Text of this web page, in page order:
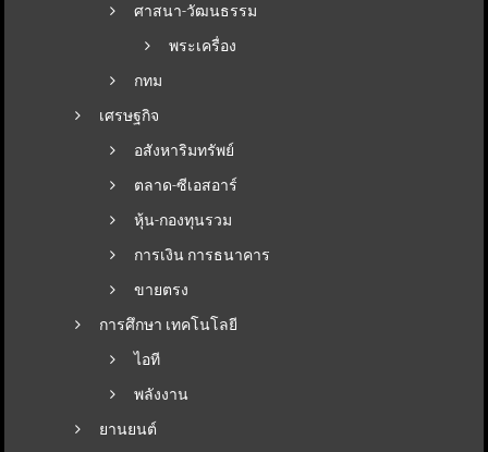
ศาสนา-วัฒนธรรม
พระเครื่อง
กทม
เศรษฐกิจ
อสังหาริมทรัพย์
ตลาด-ซีเอสอาร์
หุ้น-กองทุนรวม
การเงิน การธนาคาร
ขายตรง
การศึกษา เทคโนโลยี
ไอที
พลังงาน
ยานยนต์